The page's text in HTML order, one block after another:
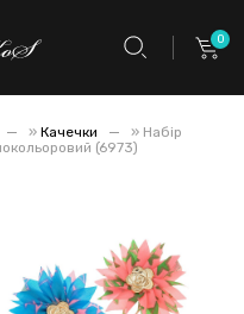
0
» Качечки » Набір
(6973)